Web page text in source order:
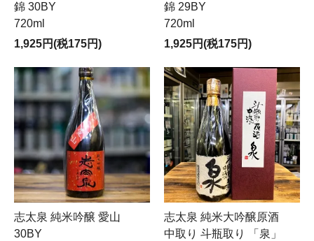
錦 30BY
720ml
1,925円(税175円)
錦 29BY
720ml
1,925円(税175円)
志太泉 純米吟醸 愛山
30BY
志太泉 純米大吟醸原酒
中取り 斗瓶取り 「泉」